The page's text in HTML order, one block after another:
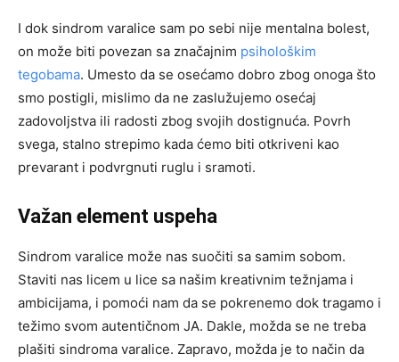
I dok sindrom varalice sam po sebi nije mentalna bolest,
on može biti povezan sa značajnim psihološkim
tegobama. Umesto da se osećamo dobro zbog onoga što
smo postigli, mislimo da ne zaslužujemo osećaj
zadovoljstva ili radosti zbog svojih dostignuća. Povrh
svega, stalno strepimo kada ćemo biti otkriveni kao
prevarant i podvrgnuti ruglu i sramoti.
Važan element uspeha
Sindrom varalice može nas suočiti sa samim sobom.
Staviti nas licem u lice sa našim kreativnim težnjama i
ambicijama, i pomoći nam da se pokrenemo dok tragamo i
težimo svom autentičnom JA. Dakle, možda se ne treba
plašiti sindroma varalice. Zapravo, možda je to način da